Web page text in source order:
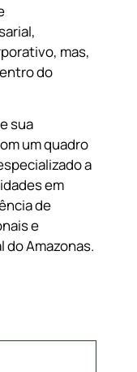
mas,
do
sua
um quadro
a
em
de
e
Amazonas.